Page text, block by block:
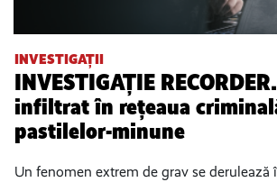
INVESTIGAȚII
INVESTIGAȚIE
infiltrat în rețeaua
pastilelor-minune
Un fenomen extrem de grav se derulează